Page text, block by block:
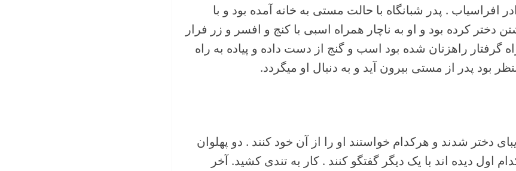
افراسیاب . پدر شبانگاه با حالت مستی به خانه آمده بود و با
کرده بود و او به ناچار همراه اسبی با کنج و افسر و زر فرار
گرفتار راهزنان شده بود اسب و گنج از دست داده و پیاده به راه
بود پدر از مستی بیرون آید و به دنبال او میگردد.
دختر شدند و هرکدام خواستند او را از آن خود کنند . دو پهلوان
اول دیده اند با یک دیگر گفتگو کنند . کار به تندی کشید. آخر